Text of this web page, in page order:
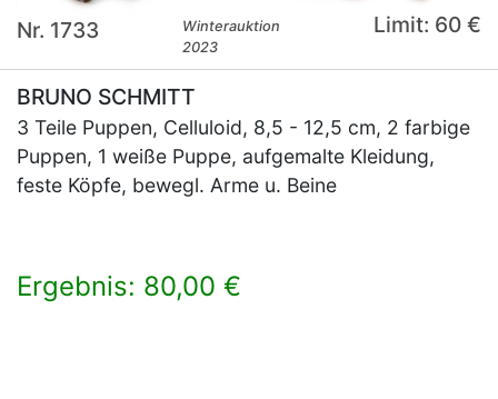
Nr. 1733
Winterauktion
2023
Limit: 60 €
BRUNO SCHMITT
3 Teile Puppen, Celluloid, 8,5 - 12,5 cm, 2 farbige
Puppen, 1 weiße Puppe, aufgemalte Kleidung,
feste Köpfe, bewegl. Arme u. Beine
Ergebnis: 80,00 €